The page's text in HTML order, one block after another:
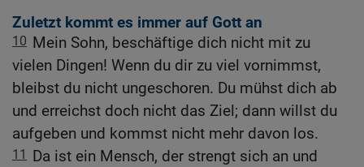
Zuletzt kommt es immer auf Gott an
10 Mein Sohn, beschäftige dich nicht mit zu
vielen Dingen! Wenn du dir zu viel vornimmst,
bleibst du nicht ungeschoren. Du mühst dich ab
und erreichst doch nicht das Ziel; dann willst du
aufgeben und kommst nicht mehr davon los.
11
Da ist ein Mensch, der strengt sich an und